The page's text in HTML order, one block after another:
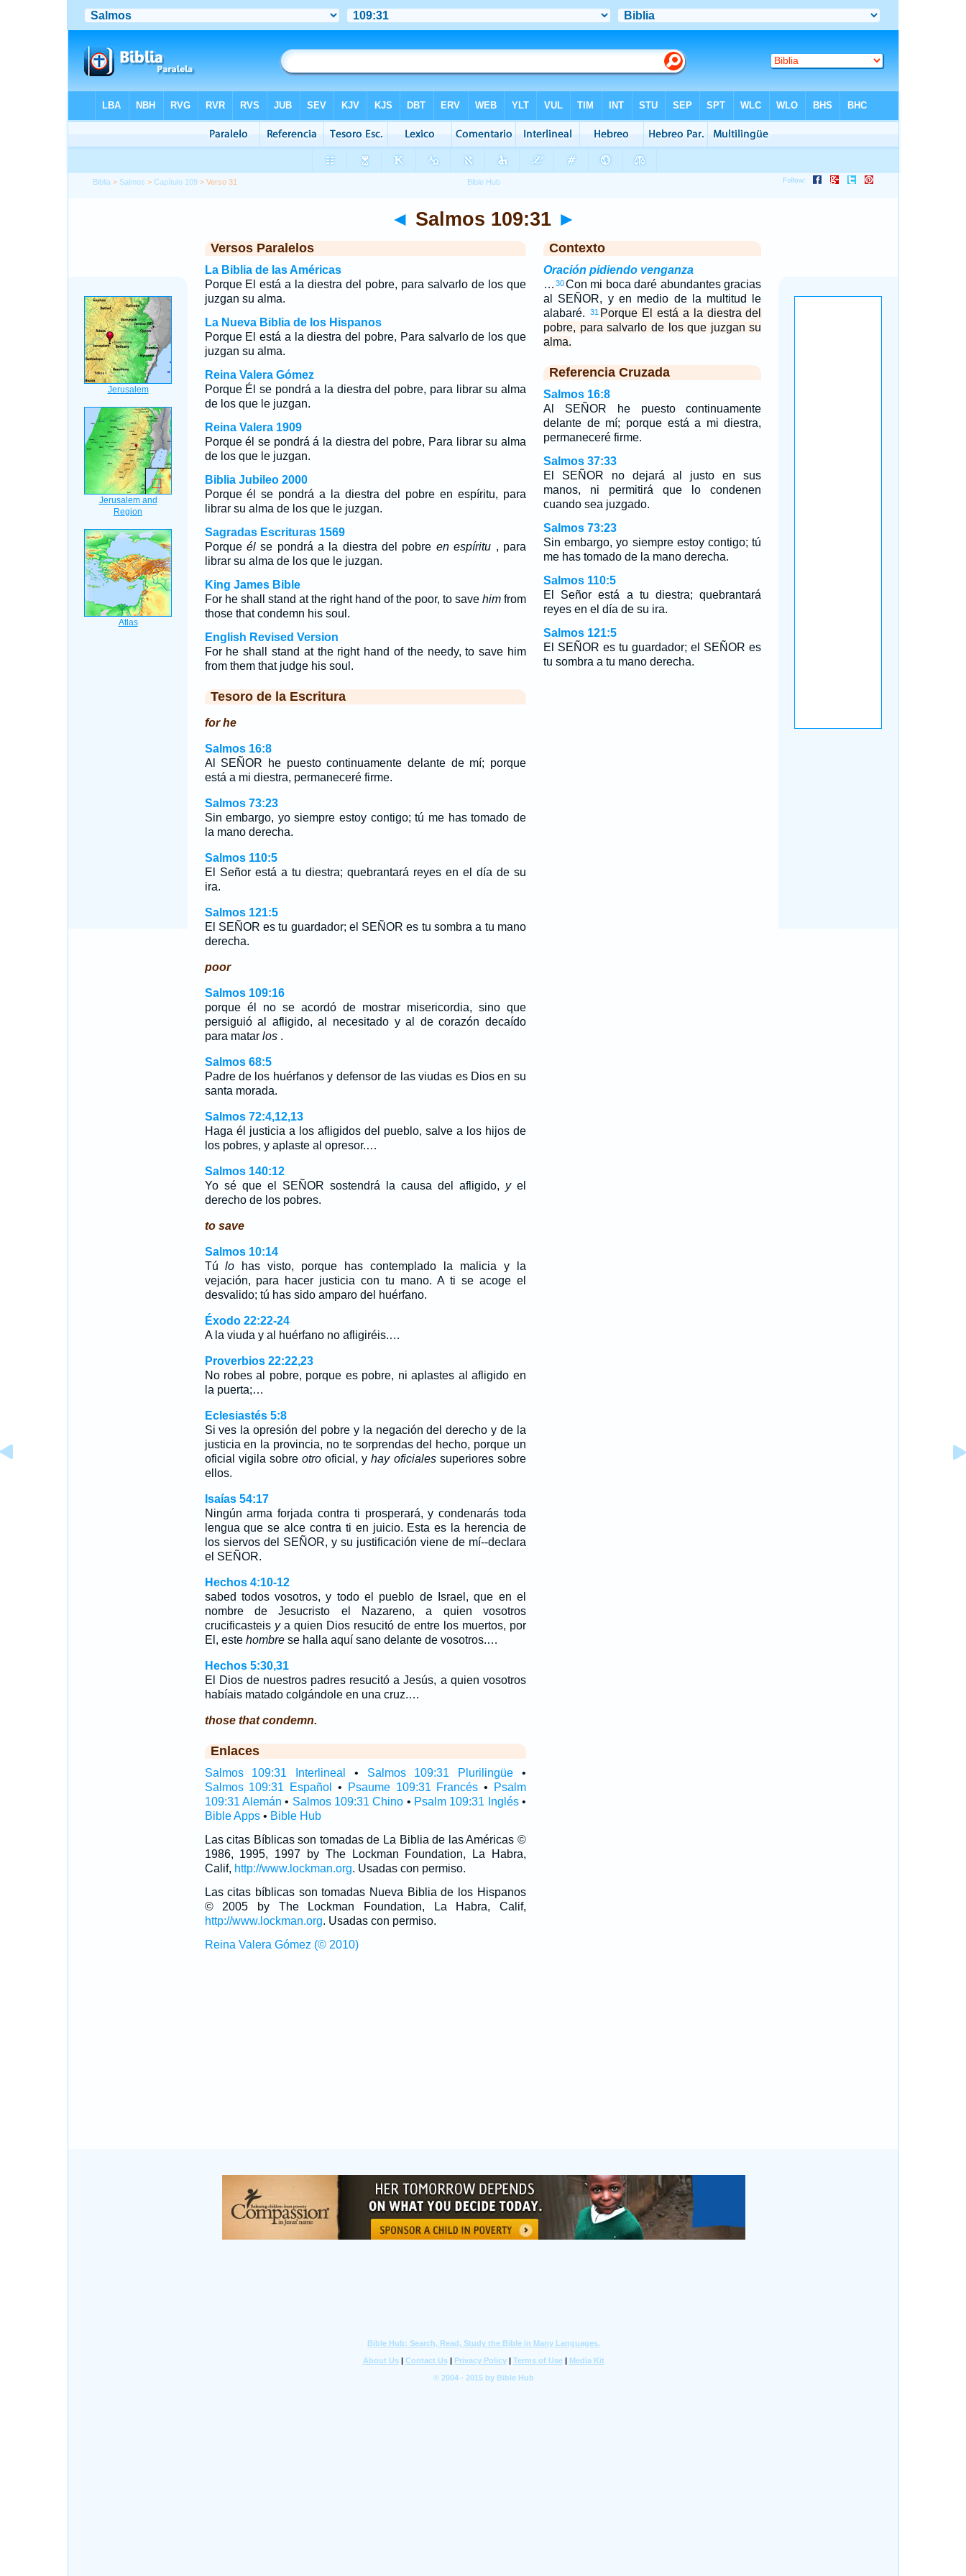
Biblia > Salmos >Capítulo 109 > Verso 31
◄ Salmos 109:31 ►
Versos Paralelos
La Biblia de las Américas
Porque El está a la diestra del pobre, para salvarlo de los que
juzgan su alma.
La Nueva Biblia de los Hispanos
Porque El está a la diestra del pobre, Para salvarlo de los que
juzgan su alma.
Reina Valera Gómez
Porque Él se pondrá a la diestra del pobre, para librar su alma
de los que le juzgan.
Reina Valera 1909
Porque él se pondrá á la diestra del pobre, Para librar su alma
de los que le juzgan.
Biblia Jubileo 2000
Porqueél se pondrá a la diestra del pobreen espíritu, para
librar su alma de los que le juzgan.
Sagradas Escrituras 1569
Porque élse pondrá a la diestra del pobre en espíritu , para
librar su alma de los que le juzgan.
King James Bible
For he shall stand at the right hand of the poor, to save himfrom
those that condemn his soul.
English Revised Version
For he shall stand at the right hand of the needy, to save him
from them that judge his soul.
Tesoro de la Escritura
for he
Salmos 16:8
Al SEÑOR he puesto continuamente delante de mí; porque
está a mi diestra, permaneceré firme.
Salmos 73:23
Sin embargo, yo siempre estoy contigo; tú me has tomado de
la mano derecha.
Salmos 110:5
El Señor está a tu diestra; quebrantará reyes en el día de su
ira.
Salmos 121:5
El SEÑOR es tu guardador; el SEÑOR es tu sombra a tu mano
derecha.
poor
Salmos 109:16
porque él no se acordó de mostrar misericordia, sino que
persiguió al afligido, al necesitado y al de corazón decaído
para matar los.
Salmos 68:5
Padre de los huérfanos y defensor de las viudas es Dios en su
santa morada.
Salmos 72:4,12,13
Haga él justicia a los afligidos del pueblo, salve a los hijos de
los pobres, y aplaste al opresor.…
Salmos 140:12
Yo sé que el SEÑOR sostendrá la causa del afligido, yel
derecho de los pobres.
to save
Salmos 10:14
Túlo has visto, porque has contemplado la malicia y la
vejación, para hacer justicia con tu mano. A ti se acoge el
desvalido; tú has sido amparo del huérfano.
Éxodo 22:22-24
A la viuda y al huérfano no afligiréis.…
Proverbios 22:22,23
No robes al pobre, porque es pobre, ni aplastes al afligido en
la puerta;…
Eclesiastés 5:8
Si ves la opresión del pobre y la negación del derecho y de la
justicia en la provincia, no te sorprendas del hecho, porque un
oficial vigila sobre otrooficial, yhay oficialessuperiores sobre
ellos.
Isaías 54:17
Ningún arma forjada contra ti prosperará, y condenarás toda
lengua que se alce contra ti en juicio. Esta es la herencia de
los siervos del SEÑOR, y su justificación viene de mí--declara
el SEÑOR.
Hechos 4:10-12
sabed todos vosotros, y todo el pueblo de Israel, que en el
nombre de Jesucristo el Nazareno, a quien vosotros
crucificasteis ya quien Dios resucitó de entre los muertos, por
El, este hombrese halla aquí sano delante de vosotros.…
Hechos 5:30,31
El Dios de nuestros padres resucitó a Jesús, a quien vosotros
habíais matado colgándole en una cruz.…
those that condemn.
Enlaces
Salmos 109:31 Interlineal • Salmos 109:31 Plurilingüe •
Salmos 109:31 Español
• Psaume 109:31 Francés •
Psalm
109:31 Alemán • Salmos 109:31 Chino • Psalm 109:31 Inglés•
Bible Apps• Bible Hub
Las citas Bíblicas son tomadas de La Biblia de las Américas ©
1986, 1995, 1997 by The Lockman Foundation, La Habra,
Calif, http://www.lockman.org. Usadas con permiso.
Las citas bíblicas son tomadas Nueva Biblia de los Hispanos
© 2005 by The Lockman Foundation, La Habra, Calif,
http://www.lockman.org. Usadas con permiso.
Reina Valera Gómez (© 2010)
Contexto
Oración pidiendo venganza
… 30Con mi boca daré abundantes gracias
al SEÑOR, y en medio de la multitud le
alabaré.
31 Porque El está a la diestra del
pobre, para salvarlo de los que juzgan su
alma.
Referencia Cruzada
Salmos 16:8
Al SEÑOR he puesto continuamente
delante de mí; porque está a mi diestra,
permaneceré firme.
Salmos 37:33
El SEÑOR no dejará al justo en sus
manos, ni permitirá que lo condenen
cuando sea juzgado.
Salmos 73:23
Sin embargo, yo siempre estoy contigo; tú
me has tomado de la mano derecha.
Salmos 110:5
El Señor está a tu diestra; quebrantará
reyes en el día de su ira.
Salmos 121:5
El SEÑOR es tu guardador; el SEÑOR es
tu sombra a tu mano derecha.